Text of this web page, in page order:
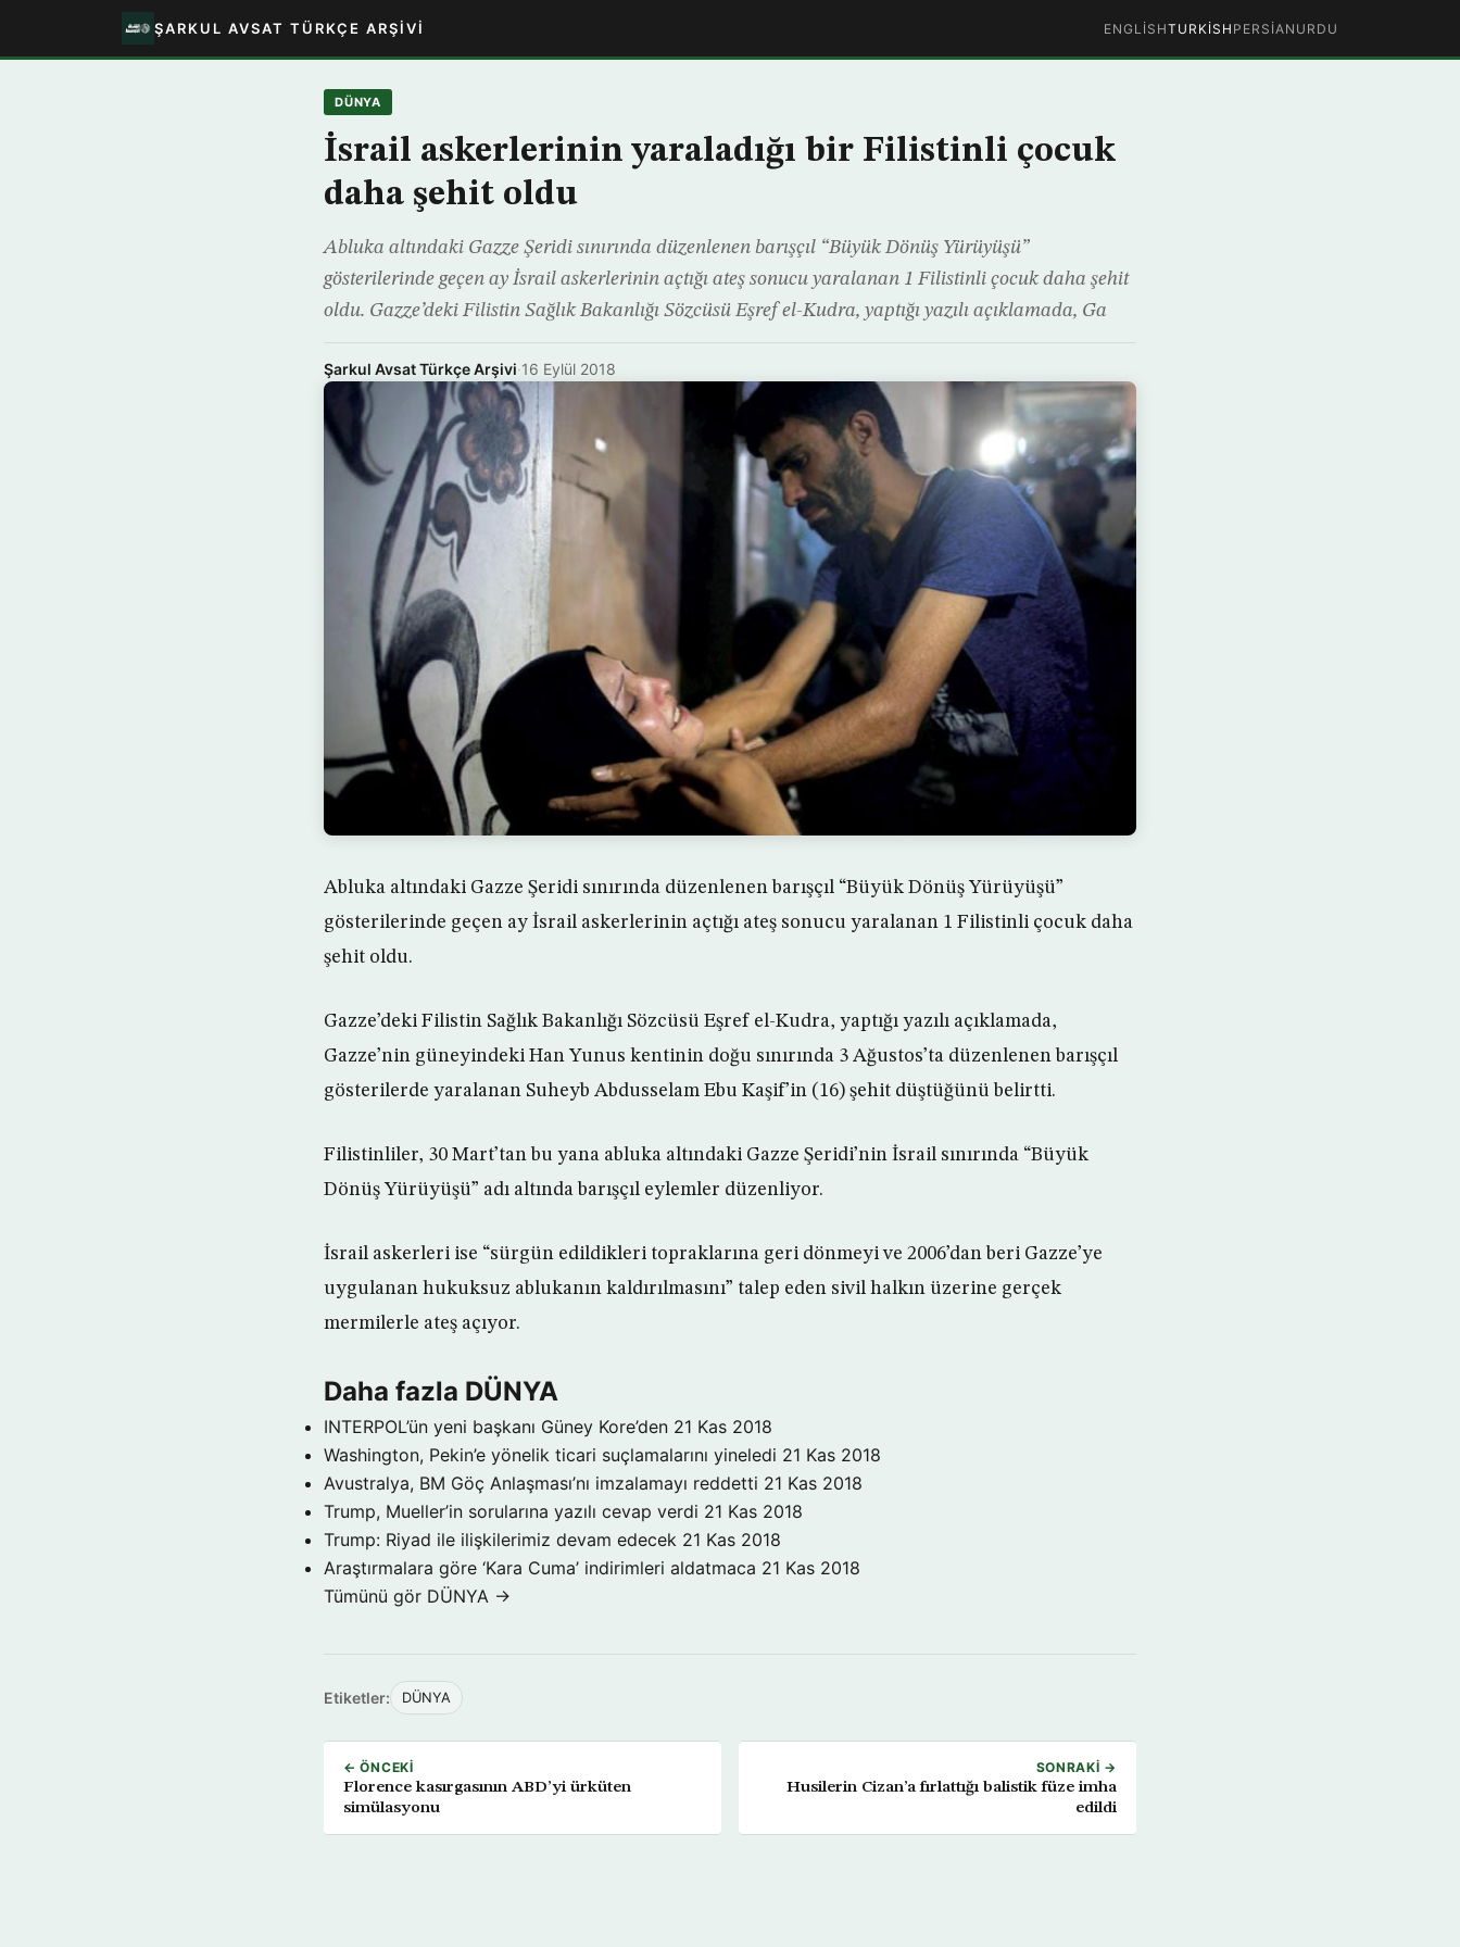
ŞARKUL AVSAT TÜRKÇE ARŞIVI ENGLISHTURKISH PERSIAN URDU
DÜNYA
İsrail askerlerinin yaraladığı bir Filistinli çocuk
daha şehit oldu
Abluka altındaki Gazze Şeridi sınırında düzenlenen barışçıl “Büyük Dönüş Yürüyüşü”
gösterilerinde geçen ay İsrail askerlerinin açtığı ateş sonucu yaralanan 1 Filistinli çocuk daha şehit
oldu. Gazze’deki Filistin Sağlık Bakanlığı Sözcüsü Eşref el-Kudra, yaptığı yazılı açıklamada, Ga
Şarkul Avsat Türkçe Arşivi·16 Eylül 2018
Abluka altındaki Gazze Şeridi sınırında düzenlenen barışçıl “Büyük Dönüş Yürüyüşü”
gösterilerinde geçen ay İsrail askerlerinin açtığı ateş sonucu yaralanan 1 Filistinli çocuk daha
şehit oldu.
Gazze’deki Filistin Sağlık Bakanlığı Sözcüsü Eşref el-Kudra, yaptığı yazılı açıklamada,
Gazze’nin güneyindeki Han Yunus kentinin doğu sınırında 3 Ağustos’ta düzenlenen barışçıl
gösterilerde yaralanan Suheyb Abdusselam Ebu Kaşif’in (16) şehit düştüğünü belirtti.
Filistinliler, 30 Mart’tan bu yana abluka altındaki Gazze Şeridi’nin İsrail sınırında “Büyük
Dönüş Yürüyüşü” adı altında barışçıl eylemler düzenliyor.
İsrail askerleri ise “sürgün edildikleri topraklarına geri dönmeyi ve 2006’dan beri Gazze’ye
uygulanan hukuksuz ablukanın kaldırılmasını” talep eden sivil halkın üzerine gerçek
mermilerle ateş açıyor.
Daha fazla DÜNYA
INTERPOL’ün yeni başkanı Güney Kore’den 21 Kas 2018
Washington, Pekin’e yönelik ticari suçlamalarını yineledi 21 Kas 2018
Avustralya, BM Göç Anlaşması’nı imzalamayı reddetti 21 Kas 2018
Trump, Mueller’in sorularına yazılı cevap verdi 21 Kas 2018
Trump: Riyad ile ilişkilerimiz devam edecek 21 Kas 2018
Araştırmalara göre ‘Kara Cuma’ indirimleri aldatmaca 21 Kas 2018
Tümünü gör DÜNYA →
Etiketler: DÜNYA
← ÖNCEKI
Florence kasırgasının ABD’yi ürküten
simülasyonu
SONRAKI →
Husilerin Cizan’a fırlattığı balistik füze imha
edildi